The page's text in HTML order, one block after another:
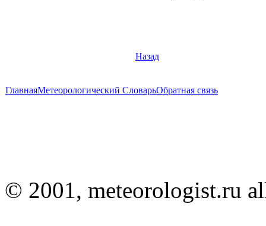
Назад
ГлавнаяМетеорологический СловарьОбратная связь
© 2001, meteorologist.ru